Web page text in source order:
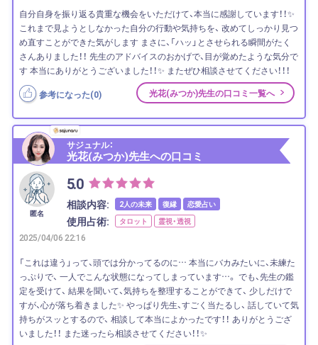
自分自身を振り返る貴重な機会をいただけて、本当に感謝しています！！✨
これまで見ようとしなかった自分の行動や気持ちを、 改めてしっかり見つ
め直すことができた気がします まさに、「ハッ」とさせられる瞬間がたく
さんありました！！ 先生のアドバイスのおかげで、目が覚めたような気分で
す 本当にありがとうございました！！✨ またぜひ相談させてください！！！
参考になった(0) 光花(みつか)先生の口コミ一覧へ
サジュナル：
光花(みつか)先生への口コミ
匿名
5.0
相談内容: 2人の未来 復縁 恋愛占い
使用占術: タロット 霊視・透視
2025/04/06 22:16
「これは違う」って、頭では分かってるのに… 本当にバカみたいに、未練た
っぷりで、 一人でこんな状態になってしまっています…。 でも、先生の鑑
定を受けて、 結果を聞いて、気持ちを整理することができて、 少しだけで
すが、心が落ち着きました✨ やっぱり先生、すごく当たるし、 話していて気
持ちがスッとするので、 相談して本当によかったです！！ ありがとうござ
いました！！ また迷ったら相談させてください！！✨